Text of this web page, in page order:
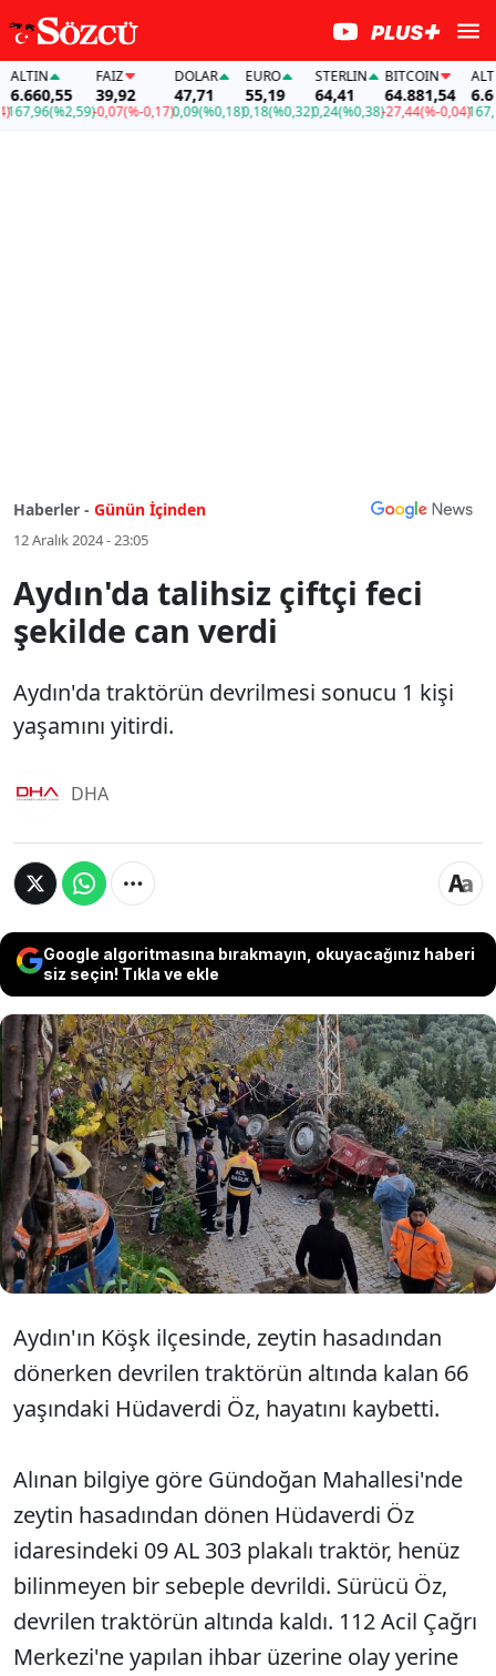
(%2,59)
FAİZ
39,92
-0,07(%-0,17)
DOLAR
47,71
0,09(%0,18)
EURO
55,19
0,18(%0,32)
STERLIN
64,41
0,24(%0,38)
BITCOIN
64.881,54
-27,44(%-0,04)
ALTIN
167,96
Haberler - Günün İçinden
12 Aralık 2024 - 23:05
Aydın'da talihsiz çiftçi feci
şekilde can verdi
Aydın'da traktörün devrilmesi sonucu 1 kişi
yaşamını yitirdi.
DHA
Google algoritmasına bırakmayın, okuyacağınız haberi
siz seçin! Tıkla ve ekle
Aydın'da traktörün devrilmesi
sonucu 1 kişi yaşamını yitirdi.
Aydın'ın Köşk ilçesinde, zeytin hasadından
dönerken devrilen traktörün altında kalan 66
yaşındaki Hüdaverdi Öz, hayatını kaybetti.
Alınan bilgiye göre Gündoğan Mahallesi'nde
zeytin hasadından dönen Hüdaverdi Öz
idaresindeki 09 AL 303 plakalı traktör, henüz
bilinmeyen bir sebeple devrildi. Sürücü Öz,
devrilen traktörün altında kaldı. 112 Acil Çağrı
Merkezi'ne yapılan ihbar üzerine olay yerine